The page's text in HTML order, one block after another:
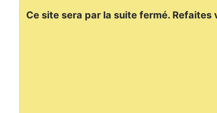
Ce site sera par la suite fermé. Refaites